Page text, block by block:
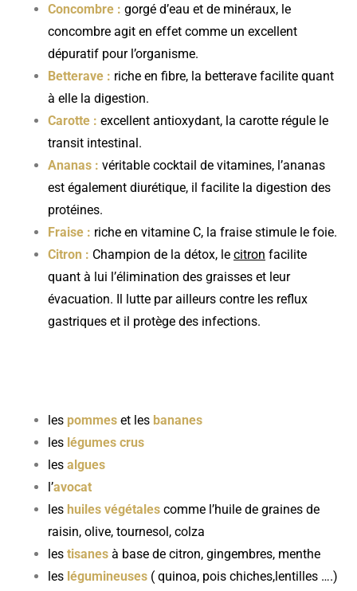
Concombre : gorgé d’eau et de minéraux, le
concombre agit en effet comme un excellent
dépuratif pour l’organisme.
Betterave : riche en fibre, la betterave facilite quant
à elle la digestion.
Carotte : excellent antioxydant, la carotte régule le
transit intestinal.
Ananas : véritable cocktail de vitamines, l’ananas
est également diurétique, il facilite la digestion des
protéines.
Fraise : riche en vitamine C, la fraise stimule le foie.
Citron : Champion de la détox, le citron facilite
quant à lui l’élimination des graisses et leur
évacuation. Il lutte par ailleurs contre les reflux
gastriques et il protège des infections.
les pommes et les bananes
les légumes crus
les algues
l’avocat
les huiles végétales comme l’huile de graines de
raisin, olive, tournesol, colza
les tisanes à base de citron, gingembres, menthe
les légumineuses ( quinoa, pois chiches,lentilles ….)